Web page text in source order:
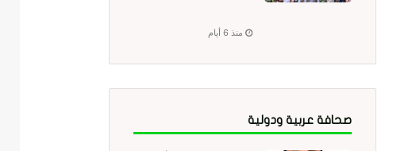
منذ 6 أيام
صحافة عربية ودولية